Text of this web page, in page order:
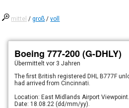
mittel /groß /voll
Boeing 777-200 (G-DHLY)
Übermitteltvor 3 Jahren
The first British registered DHL B777F
had arrived from Cincinnati.
Location: East Midlands Airport Viewpoint.
Date: 18.08.22 (dd/mm/yy).